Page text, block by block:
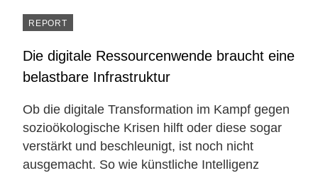
REPORT
Die digitale Ressourcenwende braucht eine
belastbare ­Infrastruktur
Ob die digitale Transformation im Kampf gegen
sozioökologische Krisen hilft oder diese sogar
verstärkt und beschleunigt, ist noch nicht
ausgemacht. So wie künstliche Intelligenz